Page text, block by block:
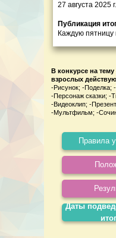
В конкурсе на тему
взрослых
-Рисунок; -Поделка;
-Персонаж сказки; -
-Видеоклип; -
-Мультфильм; -
Правила
Даты
27 августа 2025
Публикация
Каждую пятницу